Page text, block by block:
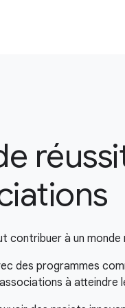
contribuer à un monde
des programmes
à atteindre